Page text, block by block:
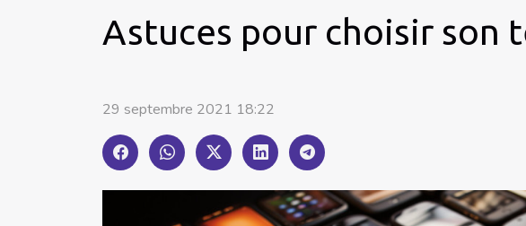
Astuces pour choisir son
29 septembre 2021 18:22